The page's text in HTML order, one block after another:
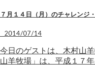
７月１４日（月）のチャレンジ
2014/07/14
今日のゲストは、木村山
山羊牧場」は、平成１７